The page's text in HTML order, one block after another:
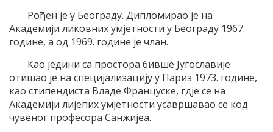
Рођен је у Београду. Дипломирао је на
Академији ликовних умјетности у Београду 1967.
године, а од 1969. године је члан.
Као једини са простора бивше Југославије
отишао је на специјализацију у Париз 1973. године,
као стипендиста Владе Француске, гдје се на
Академији лијепих умјетности усавршавао се код
чувеног професора Санжијеа.